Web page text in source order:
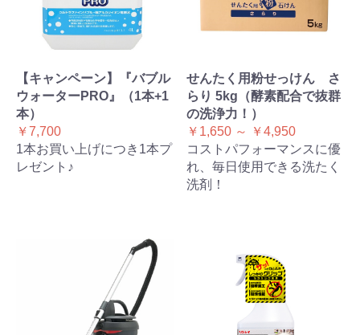
【キャンペーン】『バブル
ウォーターPRO』（1本+1
本）
￥7,700
1本お買い上げにつき1本プ
レゼント♪
せんたく用粉せっけん さ
らり 5kg（酵素配合で抜群
の洗浄力！）
￥1,650 ～ ￥4,950
コストパフォーマンスに優
れ、毎日使用できる洗たく
洗剤！